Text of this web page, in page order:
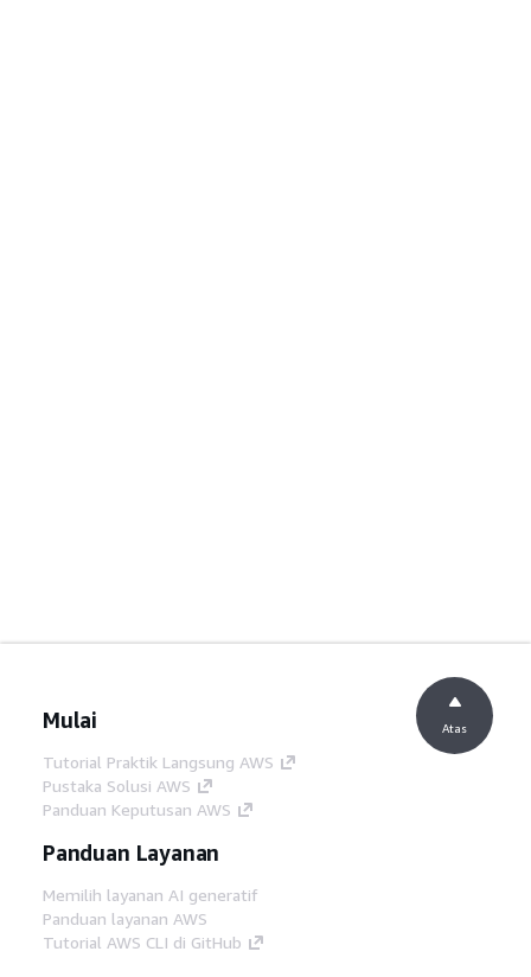
Mulai
Tutorial Praktik Langsung AWS
Pustaka Solusi AWS
Panduan Keputusan AWS
Panduan Layanan
Memilih layanan AI generatif
Panduan layanan AWS
Tutorial AWS CLI di GitHub
Atas